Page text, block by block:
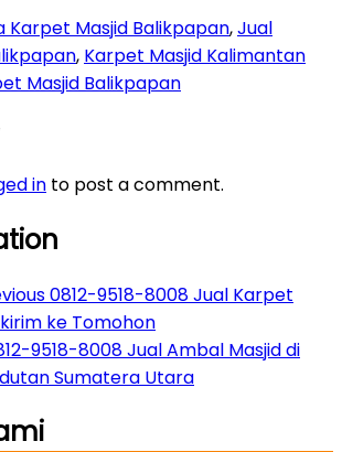
Karpet Masjid Balikpapan,Jual
, Karpet Masjid Kalimantan
Masjid Balikpapan
in to post a comment.
0812-9518-8008 Jual Karpet
ke Tomohon
9518-8008 Jual Ambal Masjid di
Sumatera Utara